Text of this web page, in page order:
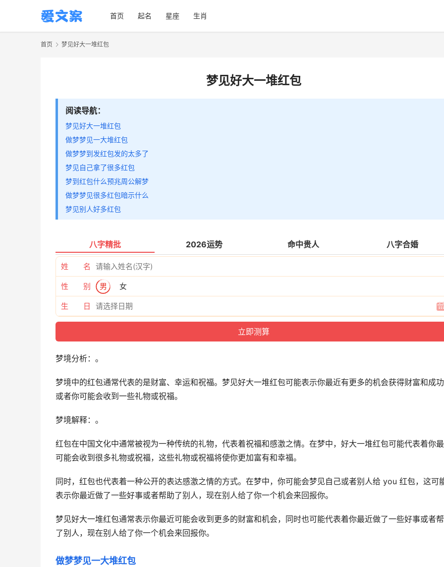
首页 起名 星座 生肖
首页 梦见好大一堆红包
梦见好大一堆红包
阅读导航：
梦见好大一堆红包
做梦梦见一大堆红包
做梦梦到发红包发的太多了
梦见自己拿了很多红包
梦到红包什么预兆周公解梦
做梦梦见很多红包暗示什么
梦见别人好多红包
八字精批 2026运势 命中贵人 八字合婚
姓 名
性 别 男 女
生 日
梦境分析：。
梦境中的红包通常代表的是财富、幸运和祝福。梦见好大一堆红包可能表示你最近有更多的机会获得财富和成
或者你可能会收到一些礼物或祝福。
梦境解释：。
红包在中国文化中通常被视为一种传统的礼物，代表着祝福和感激之情。在梦中，好大一堆红包可能代表着你
可能会收到很多礼物或祝福，这些礼物或祝福将使你更加富有和幸福。
同时，红包也代表着一种公开的表达感激之情的方式。在梦中，你可能会梦见自己或者别人给 you 红包，这可
表示你最近做了一些好事或者帮助了别人，现在别人给了你一个机会来回报你。
梦见好大一堆红包通常表示你最近可能会收到更多的财富和机会，同时也可能代表着你最近做了一些好事或者
了别人，现在别人给了你一个机会来回报你。
做梦梦见一大堆红包